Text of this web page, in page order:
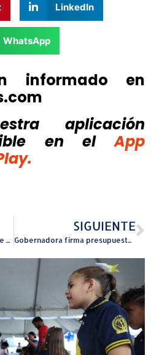
LinkedIn
WhatsApp
informado en
aplicación
en el
App
Presupuesto aprobado incluye $2 millones para impulsar centro de rehabilitación de SER en el oeste
SIGUIENTE
Gobernadora firma presupuesto, prioriza servicios directos a la gente y ejerce vetos de línea para fortalecer la responsabilidad fiscal